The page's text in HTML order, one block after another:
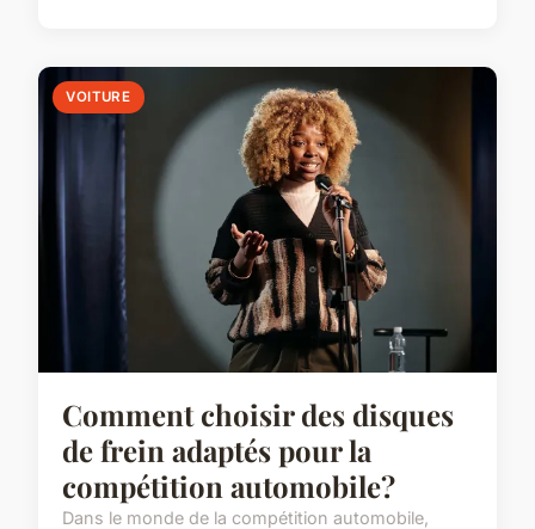
VOITURE
Comment choisir des disques
de frein adaptés pour la
compétition automobile?
Dans le monde de la compétition automobile,